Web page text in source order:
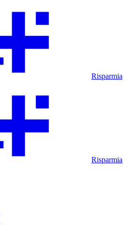
Risparmia
Risparmia